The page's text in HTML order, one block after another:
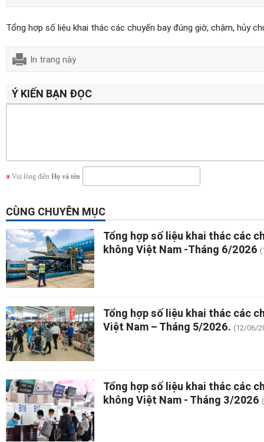
Tổng hợp số liệu khai thác các chuyến bay đúng giờ, chậm, hủy
In trang này
Ý KIẾN BẠN ĐỌC
Vui lòng điền Họ và tên
CÙNG CHUYÊN MỤC
Tổng hợp số liệu khai thác các
không Việt Nam -Tháng 6/2026
Tổng hợp số liệu khai thác các
Việt Nam – Tháng 5/2026. (12/06/
Tổng hợp số liệu khai thác các
không Việt Nam - Tháng 3/2026